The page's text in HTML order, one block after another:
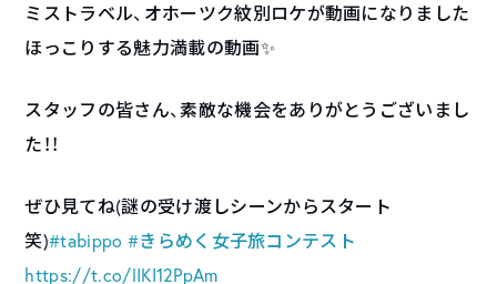
ミストラベル、オホーツク紋別ロケが動画になりました
ほっこりする魅力満載の動画✨
スタッフの皆さん、素敵な機会をありがとうございまし
た！！
ぜひ見てね(謎の受け渡しシーンからスタート
笑)#tabippo #きらめく女子旅コンテスト
https://t.co/lIKI12PpAm